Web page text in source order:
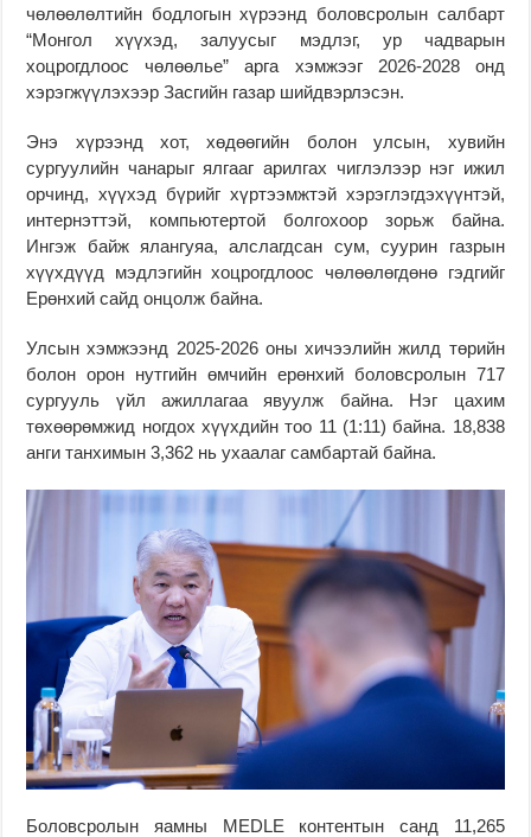
чөлөөлөлтийн бодлогын хүрээнд боловсролын салбарт
“Монгол хүүхэд, залуусыг мэдлэг, ур чадварын
хоцрогдлоос чөлөөлье” арга хэмжээг 2026-2028 онд
хэрэгжүүлэхээр Засгийн газар шийдвэрлэсэн.
Энэ хүрээнд хот, хөдөөгийн болон улсын, хувийн
сургуулийн чанарыг ялгааг арилгах чиглэлээр нэг ижил
орчинд, хүүхэд бүрийг хүртээмжтэй хэрэглэгдэхүүнтэй,
интернэттэй, компьютертой болгохоор зорьж байна.
Ингэж байж ялангуяа, алслагдсан сум, суурин газрын
хүүхдүүд мэдлэгийн хоцрогдлоос чөлөөлөгдөнө гэдгийг
Ерөнхий сайд онцолж байна.
Улсын хэмжээнд 2025-2026 оны хичээлийн жилд төрийн
болон орон нутгийн өмчийн ерөнхий боловсролын 717
сургууль үйл ажиллагаа явуулж байна. Нэг цахим
төхөөрөмжид ногдох хүүхдийн тоо 11 (1:11) байна. 18,838
анги танхимын 3,362 нь ухаалаг самбартай байна.
Боловсролын яамны MEDLE контентын санд 11,265